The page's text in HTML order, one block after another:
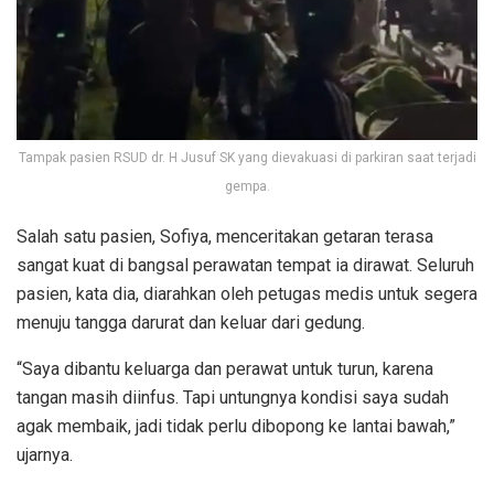
Tampak pasien RSUD dr. H Jusuf SK yang dievakuasi di parkiran saat terjadi
gempa.
Salah satu pasien, Sofiya, menceritakan getaran terasa
sangat kuat di bangsal perawatan tempat ia dirawat. Seluruh
pasien, kata dia, diarahkan oleh petugas medis untuk segera
menuju tangga darurat dan keluar dari gedung.
“Saya dibantu keluarga dan perawat untuk turun, karena
tangan masih diinfus. Tapi untungnya kondisi saya sudah
agak membaik, jadi tidak perlu dibopong ke lantai bawah,”
ujarnya.